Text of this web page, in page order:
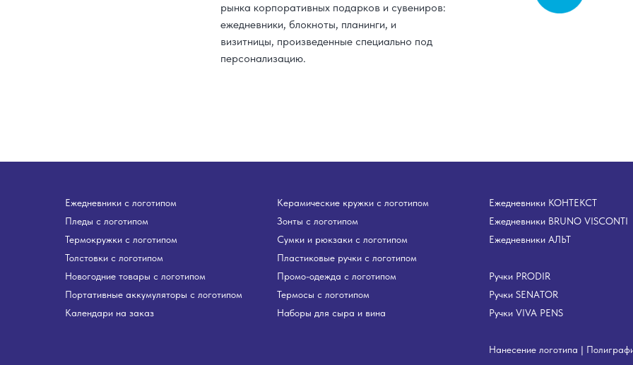
рынка корпоративных подарков и сувениров:
ежедневники, блокноты, планинги, и
визитницы, произведенные специально под
персонализацию.
Ежедневники с логотипом
Пледы с логотипом
Термокружки с логотипом
Толстовки с логотипом
Новогодние товары с логотипом
Портативные аккумуляторы с логотипом
Календари на заказ
Керамические кружки с логотипом
Зонты с логотипом
Сумки и рюкзаки с логотипом
Пластиковые ручки с логотипом
Промо-одежда с логотипом
Термосы с логотипом
Наборы для сыра и вина
Ежедневники КОНТЕКСТ
Ежедневники BRUNO VISCONTI
Ежедневники АЛЬТ
Ручки PRODIR
Ручки SENATOR
Ручки VIVA PENS
Нанесение логотипа |